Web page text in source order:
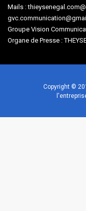
Mails :
Groupe Vision
Organe de Presse :
Copyright ©